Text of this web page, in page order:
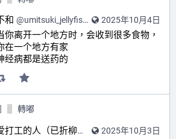
2025年10月4日
和 @umitsuki_jellyfish@alive.bar
你离开一个地方时，会收到很多食物，
在一个地方有家
经病都是送药的
轉嘟
2025年10月3日
的人（已折柳许愿暴富版） @